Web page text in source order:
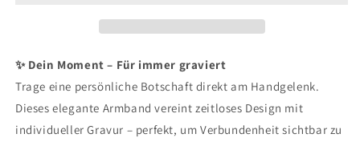
✨ Dein Moment – Für immer graviert
Trage eine persönliche Botschaft direkt am Handgelenk.
Dieses elegante Armband vereint zeitloses Design mit
individueller Gravur – perfekt, um Verbundenheit sichtbar zu